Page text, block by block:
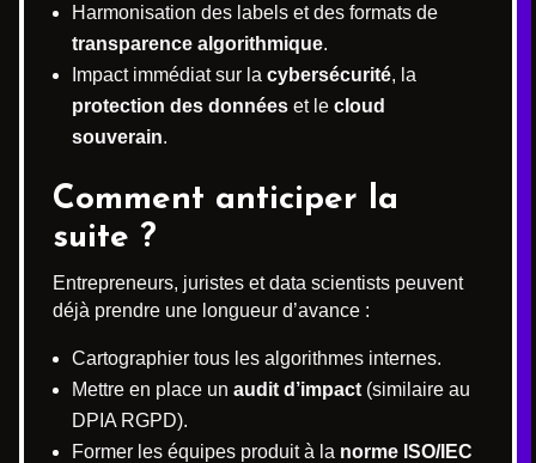
Harmonisation des labels et des formats de
transparence algorithmique.
Impact immédiat sur la cybersécurité, la
protection des données et le cloud
souverain.
Comment anticiper la
suite ?
Entrepreneurs, juristes et data scientists peuvent
déjà prendre une longueur d’avance :
Cartographier tous les algorithmes internes.
Mettre en place un audit d’impact (similaire au
DPIA RGPD).
Former les équipes produit à la norme ISO/IEC